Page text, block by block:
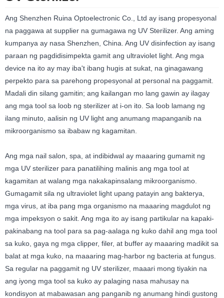
Ang Shenzhen Ruina Optoelectronic Co., Ltd ay isang propesyonal
na paggawa at supplier na gumagawa ng UV Sterilizer. Ang aming
kumpanya ay nasa Shenzhen, China. Ang UV disinfection ay isang
paraan ng pagdidisimpekta gamit ang ultraviolet light. Ang mga
device na ito ay may iba't ibang hugis at sukat, na ginagawang
perpekto para sa parehong propesyonal at personal na paggamit.
Madali din silang gamitin; ang kailangan mo lang gawin ay ilagay
ang mga tool sa loob ng sterilizer at i-on ito. Sa loob lamang ng
ilang minuto, aalisin ng UV light ang anumang mapanganib na
mikroorganismo sa ibabaw ng kagamitan.
Ang mga nail salon, spa, at indibidwal ay maaaring gumamit ng
mga UV sterilizer para panatilihing malinis ang mga tool at
kagamitan at walang mga nakakapinsalang mikroorganismo.
Gumagamit sila ng ultraviolet light upang patayin ang bakterya,
mga virus, at iba pang mga organismo na maaaring magdulot ng
mga impeksyon o sakit. Ang mga ito ay isang partikular na kapaki-
pakinabang na tool para sa pag-aalaga ng kuko dahil ang mga tool
sa kuko, gaya ng mga clipper, filer, at buffer ay maaaring madikit sa
balat at mga kuko, na maaaring mag-harbor ng bacteria at fungus.
Sa regular na paggamit ng UV sterilizer, maaari mong tiyakin na
ang iyong mga tool sa kuko ay palaging nasa mahusay na
kondisyon at mabawasan ang panganib ng anumang hindi gustong